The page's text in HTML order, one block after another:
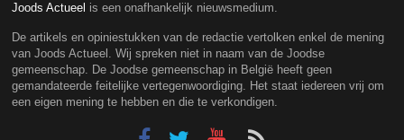
Joods Actueel is een onafhankelijk nieuwsmedium.
De artikels en opiniestukken van de redactie vertolken enkel de mening
van Joods Actueel. Wij spreken niet in naam van de Joodse
gemeenschap. De Joodse gemeenschap in België heeft geen
gemandateerde feitelijke vertegenwoordiging. Het staat iedereen vrij om
een eigen mening te hebben en die te verkondigen.